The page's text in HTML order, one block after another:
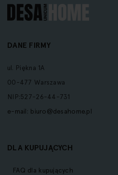
DANE FIRMY
ul. Piękna 1A
00-477 Warszawa
NIP:527-26-44-731
e-mail: biuro@desahome.pl
DLA KUPUJĄCYCH
FAQ dla kupujących